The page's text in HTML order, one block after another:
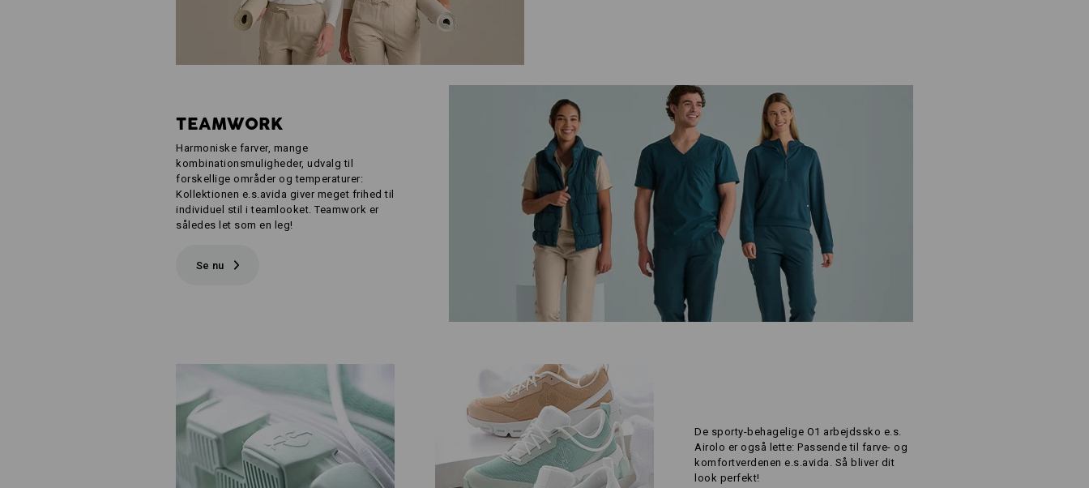
TEAMWORK
Harmoniske farver, mange
kombinationsmuligheder, udvalg til
forskellige områder og temperaturer:
Kollektionen e.s.avida giver meget frihed til
individuel stil i teamlooket. Teamwork er
således let som en leg!
Se nu
De sporty-behagelige O1 arbejdssko e.s.
Airolo er også lette: Passende til farve- og
komfortverdenen e.s.avida. Så bliver dit
look perfekt!